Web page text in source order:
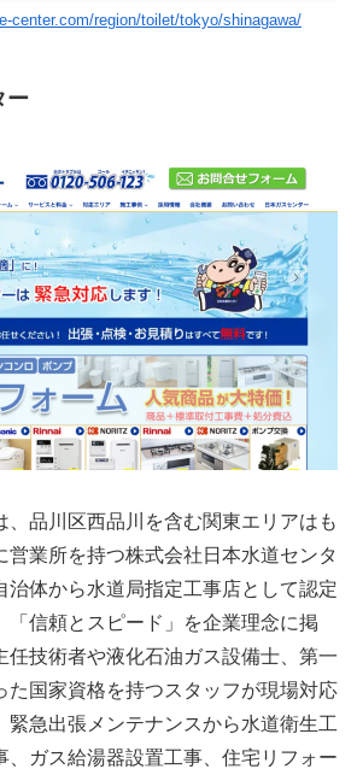
center.com/region/toilet/tokyo/shinagawa/
ー
、品川区西品川を含む関東エリアはも
営業所を持つ株式会社日本水道センタ
治体から水道局指定工事店として認定
「信頼とスピード」を企業理念に掲
任技術者や液化石油ガス設備士、第一
た国家資格を持つスタッフが現場対応
緊急出張メンテナンスから水道衛生工
、ガス給湯器設置工事、住宅リフォー